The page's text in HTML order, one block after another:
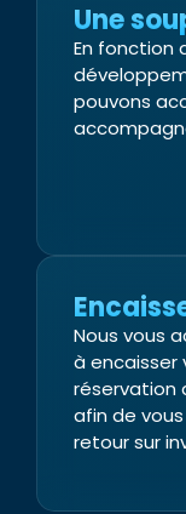
Une
En fonction
pouvons
Nous vous
à encaisser
réservation
afin de
retour sur